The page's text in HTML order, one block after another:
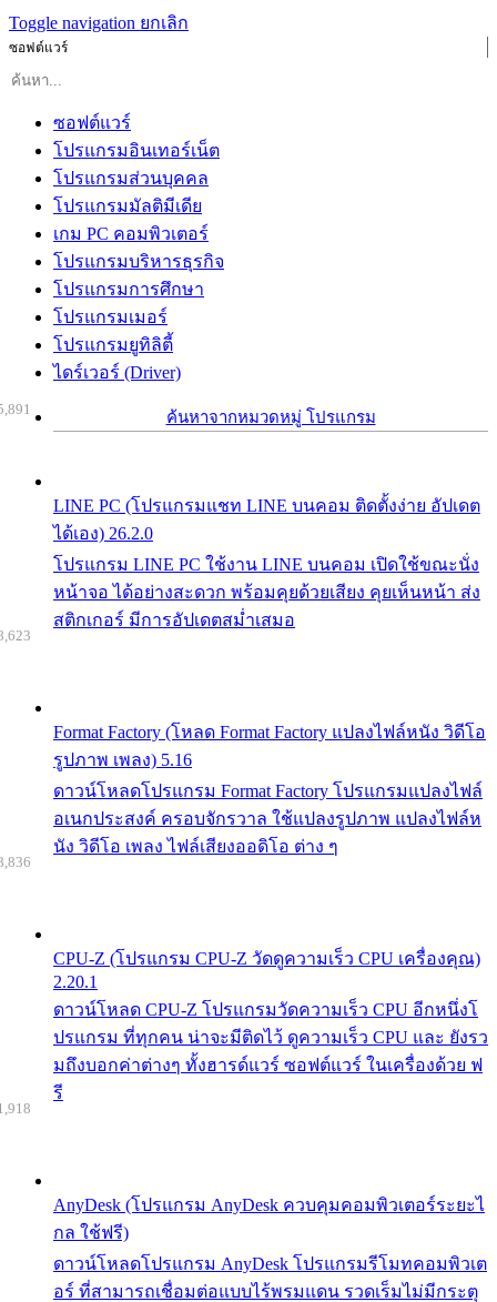
Toggle navigation ยกเลิก
ซอฟต์แวร์
ซอฟต์แวร์
โปรแกรมอินเทอร์เน็ต
โปรแกรมส่วนบุคคล
โปรแกรมมัลติมีเดีย
เกม PC คอมพิวเตอร์
โปรแกรมบริหารธุรกิจ
โปรแกรมการศึกษา
โปรแกรมเมอร์
โปรแกรมยูทิลิตี้
ไดร์เวอร์ (Driver)
ค้นหาจากหมวดหมู่ โปรแกรม
LINE PC (โปรแกรมแชท LINE บนคอม ติดตั้งง่าย อัปเดต
ได้เอง) 26.2.0
โปรแกรม LINE PC ใช้งาน LINE บนคอม เปิดใช้ขณะนั่ง
หน้าจอ ได้อย่างสะดวก พร้อมคุยด้วยเสียง คุยเห็นหน้า ส่ง
สติกเกอร์ มีการอัปเดตสม่ำเสมอ
Format Factory (โหลด Format Factory แปลงไฟล์หนัง วิดีโอ
รูปภาพ เพลง) 5.16
ดาวน์โหลดโปรแกรม Format Factory โปรแกรมแปลงไฟล์
อเนกประสงค์ ครอบจักรวาล ใช้แปลงรูปภาพ แปลงไฟล์ห
นัง วิดีโอ เพลง ไฟล์เสียงออดิโอ ต่าง ๆ
CPU-Z (โปรแกรม CPU-Z วัดดูความเร็ว CPU เครื่องคุณ)
2.20.1
ดาวน์โหลด CPU-Z โปรแกรมวัดความเร็ว CPU อีกหนึ่งโ
ปรแกรม ที่ทุกคน น่าจะมีติดไว้ ดูความเร็ว CPU และ ยังรว
มถึงบอกค่าต่างๆ ทั้งฮารด์แวร์ ซอฟต์แวร์ ในเครื่องด้วย ฟ
รี
AnyDesk (โปรแกรม AnyDesk ควบคุมคอมพิวเตอร์ระยะไ
กล ใช้ฟรี)
ดาวน์โหลดโปรแกรม AnyDesk โปรแกรมรีโมทคอมพิวเต
อร์ ที่สามารถเชื่อมต่อแบบไร้พรมแดน รวดเร็มไม่มีกระตุ